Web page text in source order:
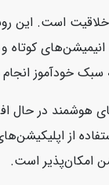
است. این
کوتاه و
خودآموز انجام
هوشمند در
از
امکان‌پذیر است.